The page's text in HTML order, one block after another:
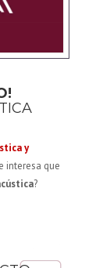
y
interesa que
?